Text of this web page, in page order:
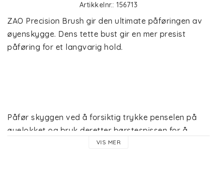
Artikkelnr.: 156713
ZAO Precision Brush gir den ultimate påføringen av
øyenskygge. Dens tette bust gir en mer presist
påføring for et langvarig hold.
Påfør skyggen ved å forsiktig trykke penselen på
øyelokket og bruk deretter børstespissen for å
VIS MER